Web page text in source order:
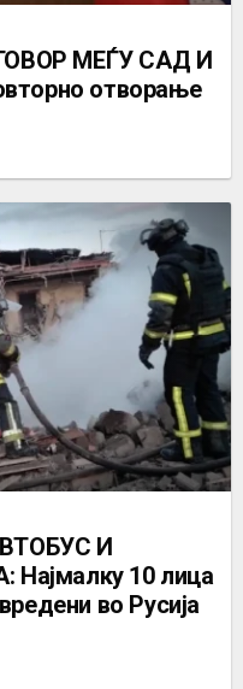
МЕЃУ САД И
отворање
И
10 лица
во Русија